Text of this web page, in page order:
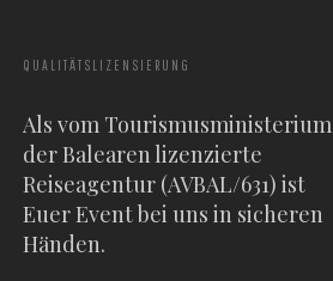
QUALITÄTSLIZENSIERUNG
Als vom Tourismusministerium
der Balearen lizenzierte
Reiseagentur (AVBAL/631) ist
Euer Event bei uns in sicheren
Händen.